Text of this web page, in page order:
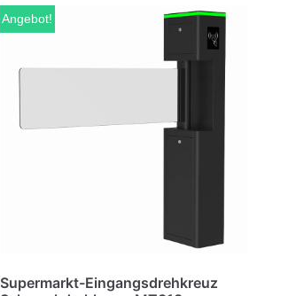
Angebot!
Supermarkt-Eingangsdrehkreuz